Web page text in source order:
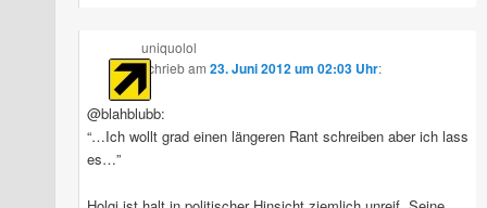
uniquolol
schriebam 23. Juni 2012 um 02:03 Uhr:
@blahblubb:
“…Ich wollt grad einen längeren Rant schreiben aber ich lass
es…”